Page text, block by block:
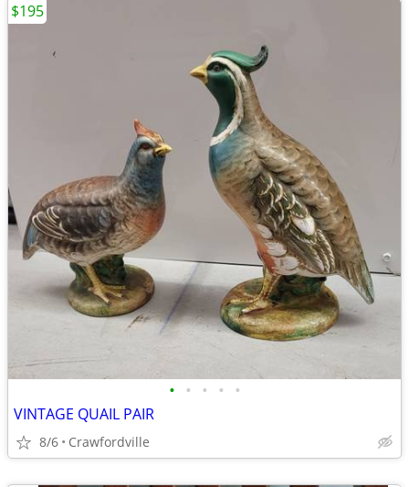
• • • • •
VINTAGE QUAIL PAIR
8/6 Crawfordville
$195